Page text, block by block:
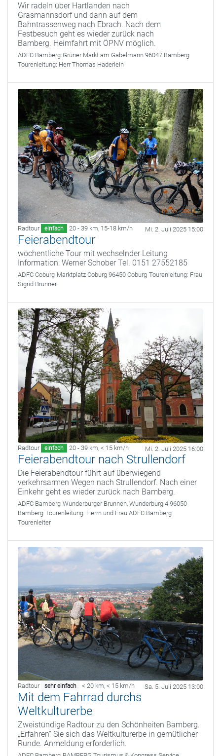
Wir radeln über Hartlanden nach
Grasmannsdorf und dann auf dem
Bahntrassenweg nach Ebrach. Nach dem
Festbesuch geht es wieder zurück nach
Bamberg. Heimfahrt mit ÖPNV möglich.
ADFC Bamberg Grüner Markt am Gabelmann 96047 Bamberg
Tourenleitung: Herr Thomas Haderlein
Radtour einfach 20 - 39 km, 15-18 km/h Mi. 2. Juli 2025 15:00
Feierabendtour
wöchentliche Tour mit wechselnder Leitung
Information: Werner Schober Tel. 0151 27552185
ADFC Coburg Marktplatz Coburg 96450 Coburg Tourenleitung: Frau
Sigrid Brunner
Radtour einfach 20 - 39 km, < 15 km/h Mi. 2. Juli 2025 16:00
Feierabendtour nach Strullendorf
Die Feierabendtour führt auf überwiegend
verkehrsarmen Wegen nach Strullendorf. Nach einer
Einkehr geht es wieder zurück nach Bamberg.
ADFC Bamberg Wunderburger Brunnen, Wunderburg 4 96050
Bamberg Tourenleitung: Herrn und Frau ADFC Bamberg
Tourenleiter
Radtour sehr einfach < 20 km, < 15 km/h Sa. 5. Juli 2025 13:00
Mit dem Fahrrad durchs
Weltkulturerbe
Zweistündige Radtour zu den Schönheiten Bamberg.
„Erfahren“ Sie sich das Weltkulturerbe in gemütlicher
Runde. Anmeldung erforderlich.